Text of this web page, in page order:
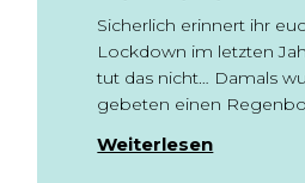
Sicherlich erinnert ihr
Lockdown im letzten
tut das nicht… Damals
gebeten einen
Weiterlesen